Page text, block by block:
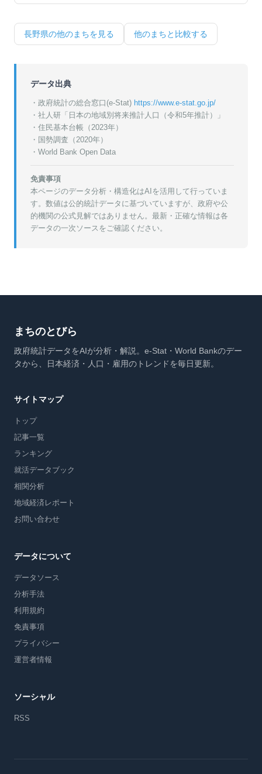
長野県の他のまちを見る 他のまちと比較する
データ出典
・政府統計の総合窓口(e-Stat) https://www.e-stat.go.jp/
・ 社人研「日本の地域別将来推計人口（令和5年推計）」
・ 住民基本台帳（2023年）
・ 国勢調査（2020年）
・World Bank Open Data
免責事項
本ページのデータ分析・構造化はAIを活用して行っていま
す。数値は公的統計データに基づいていますが、政府や公
的機関の公式見解ではありません。最新・正確な情報は各
データの一次ソースをご確認ください。
まちのとびら
政府統計データをAIが分析・解説。e-Stat・World Bankのデー
タから、日本経済・人口・雇用のトレンドを毎日更新。
サイトマップ
トップ
記事一覧
ランキング
就活データブック
相関分析
地域経済レポート
お問い合わせ
データについて
データソース
分析手法
利用規約
免責事項
プライバシー
運営者情報
ソーシャル
RSS